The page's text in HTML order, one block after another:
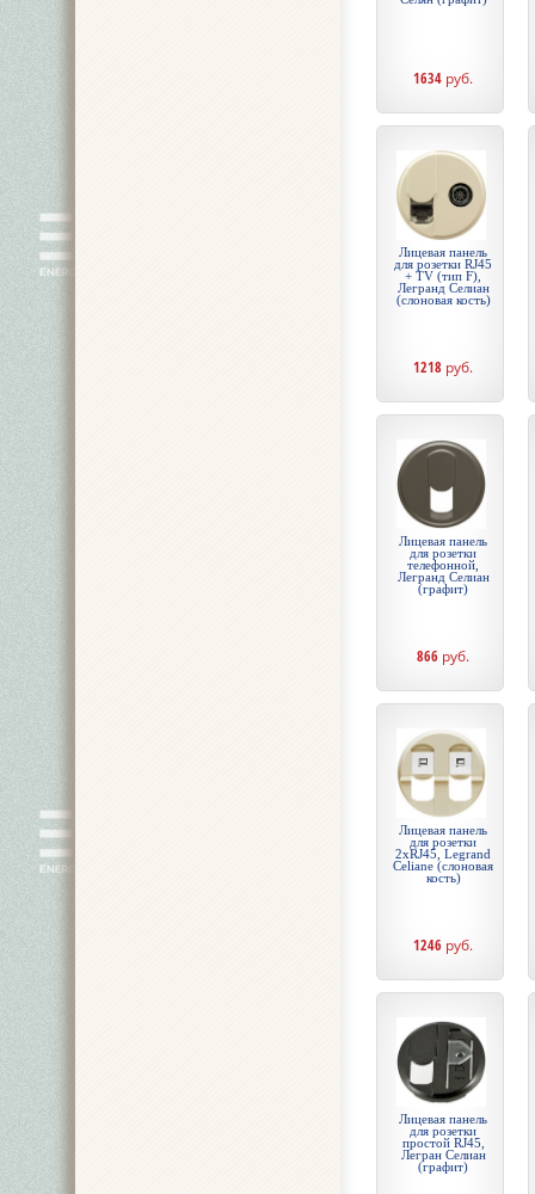
1634 руб.
Лицевая панель
для розетки RJ45
+ TV (тип F),
Легранд Селиан
(слоновая кость)
1218 руб.
Лицевая панель
для розетки
телефонной,
Легранд Селиан
(графит)
866 руб.
Лицевая панель
для розетки
2хRJ45, Legrand
Celiane (слоновая
кость)
1246 руб.
Лицевая панель
для розетки
простой RJ45,
Легран Селиан
(графит)